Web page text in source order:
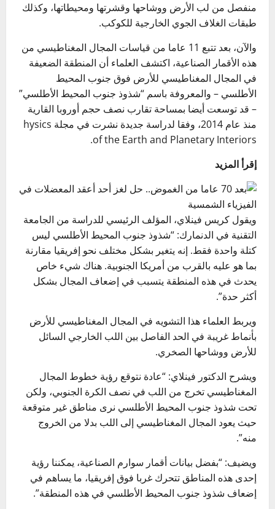
منفصل من لب الأرض ووشاحها وقشرتها ومحيطاتها، وكذلك
طبقات الغلاف الجوي الخارجية للكوكب.
والآن، بعد تتبع 11 عاما من قياسات المجال المغناطيسي من
هذه الأقمار الصناعية، اكتشف العلماء أن المنطقة الضعيفة
في المجال المغناطيسي للأرض فوق جنوب المحيط
الأطلسي – والمعروفة باسم “شذوذ جنوب المحيط الأطلسي”
– قد توسعت أيضا بمساحة تقارب نصف حجم أوروبا القارية
منذ عام 2014، وفقا لدراسة جديدة نشرت في مجلة hysics
of the Earth and Planetary Interiors.
إقرأ المزيد
ويقول كريس فينلاي، المؤلف الرئيسي للدراسة من الجامعة
التقنية في الدنمارك: “شذوذ جنوب المحيط الأطلسي ليس
كتلة واحدة فقط. إنه يتغير بشكل مختلف نحو إفريقيا مقارنة
بما هو عليه بالقرب من أمريكا الجنوبية. هناك شيء خاص
يحدث في هذه المنطقة يتسبب في إضعاف المجال بشكل
أكثر حدة”.
ويربط العلماء هذا التشويه في المجال المغناطيسي للأرض
بأنماط غريبة في الحد الفاصل بين اللب الخارجي السائل
للأرض ووشاحها الصخري.
ويشرح الدكتور فينلاي: “عادة نتوقع رؤية خطوط المجال
المغناطيسي تخرج من اللب في نصف الكرة الجنوبي، ولكن
تحت شذوذ جنوب المحيط الأطلسي نرى مناطق غير متوقعة
حيث يعود المجال المغناطيسي إلى اللب بدلا من الخروج
منه”.
ويضيف: “بفضل بيانات أقمار سوارم الصناعية، يمكننا رؤية
إحدى هذه المناطق تتحرك غربا فوق إفريقيا، ما يساهم في
إضعاف شذوذ جنوب المحيط الأطلسي في هذه المنطقة”.